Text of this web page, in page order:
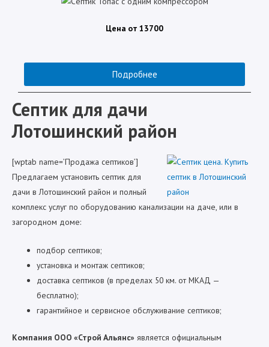
Цена от 13700
Подробнее
Септик для дачи
Лотошинский район
[wptab name=’Продажа септиков’]
Предлагаем установить септик для
дачи в Лотошинский район и полный
комплекс услуг по оборудованию канализации на даче, или в
загородном доме:
подбор септиков;
установка и монтаж септиков;
доставка септиков (в пределах 50 км. от МКАД —
бесплатно);
гарантийное и сервисное обслуживание септиков;
Компания ООО «Строй Альянс» является официальным